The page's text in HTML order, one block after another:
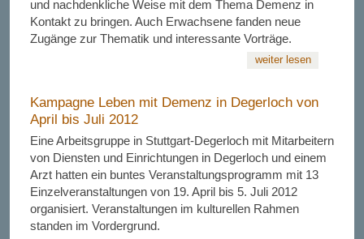
und nachdenkliche Weise mit dem Thema Demenz in
Kontakt zu bringen. Auch Erwachsene fanden neue
Zugänge zur Thematik und interessante Vorträge.
weiter lesen
Kampagne Leben mit Demenz in Degerloch von
April bis Juli 2012
Eine Arbeitsgruppe in Stuttgart-Degerloch mit Mitarbeitern
von Diensten und Einrichtungen in Degerloch und einem
Arzt hatten ein buntes Veranstaltungsprogramm mit 13
Einzelveranstaltungen von 19. April bis 5. Juli 2012
organisiert. Veranstaltungen im kulturellen Rahmen
standen im Vordergrund.